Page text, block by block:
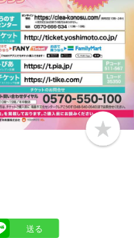
b
o